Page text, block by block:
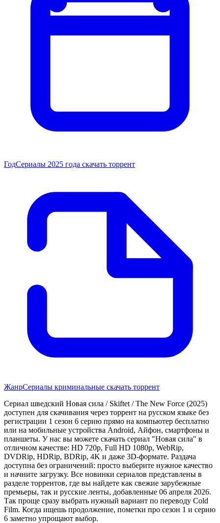
ГодСериалы 2025 года скачать торрент
ЖанрСериалы криминальные скачать торрент
Сериал шведский Новая сила / Skiftet / The New Force (2025)
доступен для скачивания через торрент на русском языке без
регистрации 1 сезон 6 серию прямо на компьютер бесплатно
или на мобильные устройства Android, Айфон, смартфоны и
планшеты. У нас вы можете скачать сериал "Новая сила" в
отличном качестве: HD 720p, Full HD 1080p, WebRip,
DVDRip, HDRip, BDRip, 4K и даже 3D-формате. Раздача
доступна без ограничений: просто выберите нужное качество
и начните загрузку. Все новинки сериалов представлены в
разделе торрентов, где вы найдете как свежие зарубежные
премьеры, так и русские ленты, добавленные 06 апреля 2026.
Так проще сразу выбрать нужный вариант по переводу Cold
Film. Когда ищешь продолжение, пометки про сезон 1 и серию
6 заметно упрощают выбор.